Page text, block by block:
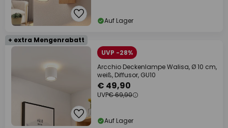
Auf Lager
+ extra Mengenrabatt
UVP -28%
Arcchio Deckenlampe Walisa, Ø 10 cm,
weiß, Diffusor, GU10
€ 49,90
UVP€ 69,90
Auf Lager